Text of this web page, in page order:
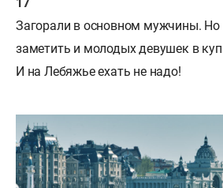
Загорали в основном мужчины.
заметить и молодых девушек в
И на Лебяжье ехать не надо!